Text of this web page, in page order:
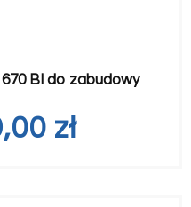
BI do zabudowy
zł